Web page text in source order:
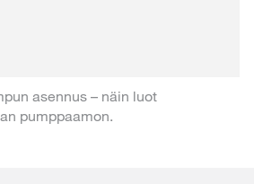
asennus – näin luot
pumppaamon.